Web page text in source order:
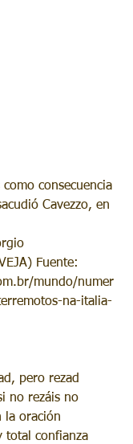
consecuencia
Cavezzo, en
Fuente:
mundo/numer
na-italia-
pero rezad
no rezáis no
la oración
total confianza